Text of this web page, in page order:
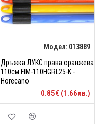
Модел: 013889
Дръжка ЛУКС права оранжева
110см FIM-110HGRL25-K -
Horecano
0.85€ (1.66лв.)